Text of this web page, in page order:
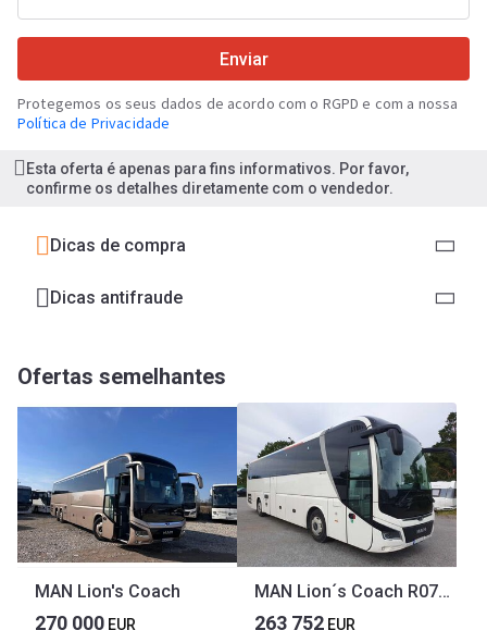
Enviar
Protegemos os seus dados de acordo com o RGPD e com a nossa
Política de Privacidade
Esta oferta é apenas para fins informativos. Por favor,
confirme os detalhes diretamente com o vendedor.
Dicas de compra
Dicas antifraude
Ofertas semelhantes
MAN Lion's Coach
270 000 EUR
MAN Lion´s Coach R07 RHC474
263 752 EUR